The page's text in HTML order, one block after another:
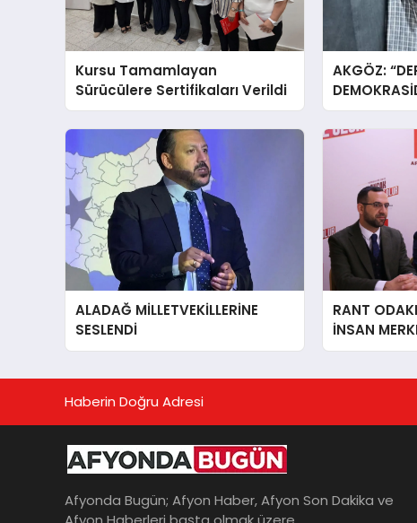
Kursu Tamamlayan
Sürücülere Sertifikaları Verildi
AKGÖZ:
ALADAĞ MİLLETVEKİLLERİNE
SESLENDİ
RANT
İNSAN
İÇiN
Haberin Doğru Adresi
Afyonda Bugün; Afyon Haber, Afyon Son Dakika ve